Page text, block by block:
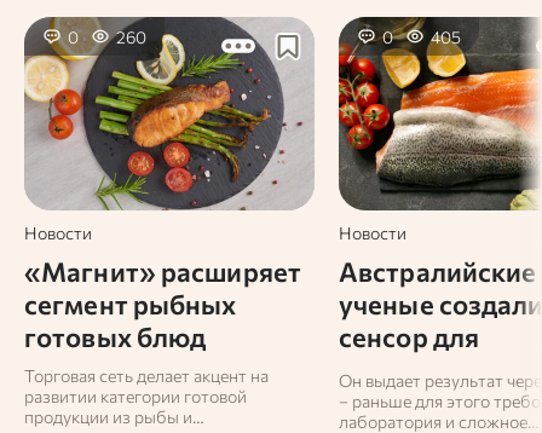
0 260
Новости
«Магнит» расширяет
сегмент рыбных
готовых блюд
Торговая сеть делает акцент на
развитии категории готовой
продукции из рыбы и
0 405
Новости
Австралийские
ученые
сенсор для
определения
свежести рыбы
Он выдает результат
– раньше для этого
лаборатория и сложное